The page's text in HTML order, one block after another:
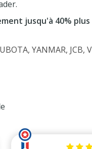
jusqu'à 40%
YANMAR, JCB,